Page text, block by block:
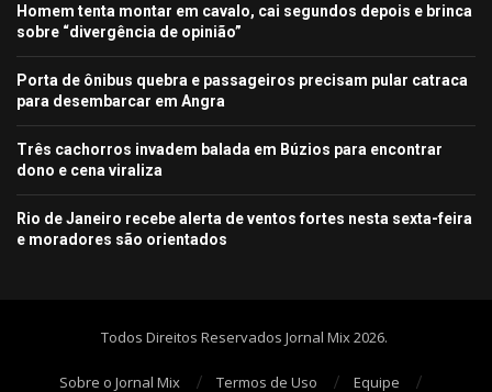
Homem tenta montar em cavalo, cai segundos depois e brinca
sobre “divergência de opinião”
Porta de ônibus quebra e passageiros precisam pular catraca
para desembarcar em Angra
Três cachorros invadem balada em Búzios para encontrar
dono e cena viraliza
Rio de Janeiro recebe alerta de ventos fortes nesta sexta-feira
e moradores são orientados
Todos Direitos Reservados Jornal Mix 2026.
Sobre o Jornal Mix Termos de Uso Equipe